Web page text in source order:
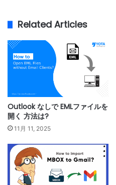
Related Articles
Outlook なしで EMLファイルを
開く 方法は?
11月 11, 2025